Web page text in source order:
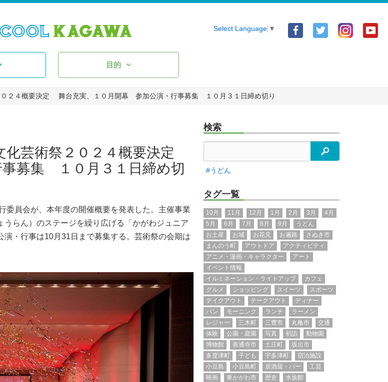
Facebook
Twitter
Select Language ▼
目的
２４概要決定 舞台充実、１０月開幕 参加公演・行事募集 １０月３１日締め切り
芸術祭２０２４概要決定
募集 １０月３１日締め切
員会が、本年度の開催概要を発表した。主催事業
らん）のステージを繰り広げる「かがわジュニア
・行事は10月31日まで募集する。芸術祭の会期は
検索
検索
#うどん
タグ一覧
10月 11月 12月 1月 2月 3月
4月
5月
6月 7月 8月 9月
うどん
お土産
お城 お花見 お遍路
さぬき市
まんのう町
アウトドア
アクティビティ
アニメ・漫画・キャラクター
アート
イベント情報
イルミネーション・ライトアップ
カフェ
グルメ
ショッピング スイーツ
スポーツ
テイクアウト
テークアウト
ディナー
パン
モーニング ランチ
ラーメン
レジャー
三木町 三豊市 丸亀市
交通
体験
公園・庭園 写真 初詣
動物園
博物館
善通寺市 土庄町
坂出市
多度津町
子ども 宇多津町
宿泊施設
小豆島
小豆島町 居酒屋・バー
工芸
映画
東かがわ市 歴史
水族館